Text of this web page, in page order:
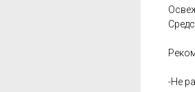
-Не